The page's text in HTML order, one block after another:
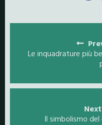
navigation
Le inquadrature più
Il simbolismo